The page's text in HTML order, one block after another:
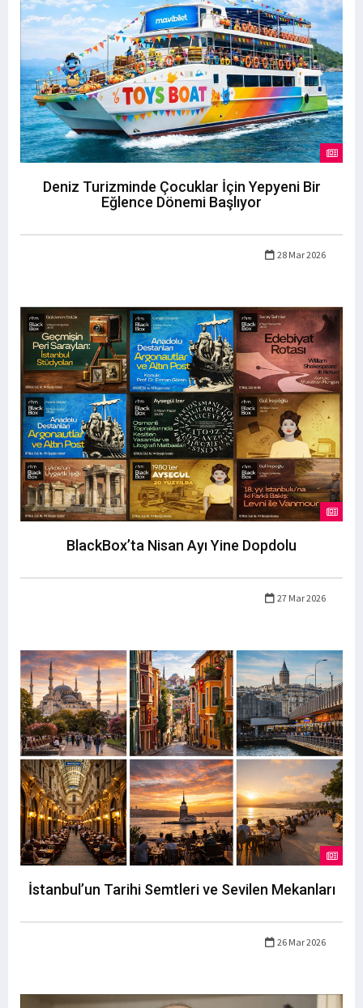
Deniz Turizminde Çocuklar İçin Yepyeni Bir
Eğlence Dönemi Başlıyor
28 Mar 2026
BlackBox’ta Nisan Ayı Yine Dopdolu
27 Mar 2026
İstanbul’un Tarihi Semtleri ve Sevilen Mekanları
26 Mar 2026